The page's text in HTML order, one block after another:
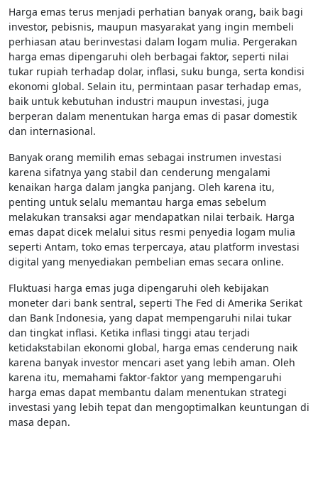
Harga emas terus menjadi perhatian banyak orang, baik bagi
investor, pebisnis, maupun masyarakat yang ingin membeli
perhiasan atau berinvestasi dalam logam mulia. Pergerakan
harga emas dipengaruhi oleh berbagai faktor, seperti nilai
tukar rupiah terhadap dolar, inflasi, suku bunga, serta kondisi
ekonomi global. Selain itu, permintaan pasar terhadap emas,
baik untuk kebutuhan industri maupun investasi, juga
berperan dalam menentukan harga emas di pasar domestik
dan internasional.
Banyak orang memilih emas sebagai instrumen investasi
karena sifatnya yang stabil dan cenderung mengalami
kenaikan harga dalam jangka panjang. Oleh karena itu,
penting untuk selalu memantau harga emas sebelum
melakukan transaksi agar mendapatkan nilai terbaik. Harga
emas dapat dicek melalui situs resmi penyedia logam mulia
seperti Antam, toko emas terpercaya, atau platform investasi
digital yang menyediakan pembelian emas secara online.
Fluktuasi harga emas juga dipengaruhi oleh kebijakan
moneter dari bank sentral, seperti The Fed di Amerika Serikat
dan Bank Indonesia, yang dapat mempengaruhi nilai tukar
dan tingkat inflasi. Ketika inflasi tinggi atau terjadi
ketidakstabilan ekonomi global, harga emas cenderung naik
karena banyak investor mencari aset yang lebih aman. Oleh
karena itu, memahami faktor-faktor yang mempengaruhi
harga emas dapat membantu dalam menentukan strategi
investasi yang lebih tepat dan mengoptimalkan keuntungan di
masa depan.